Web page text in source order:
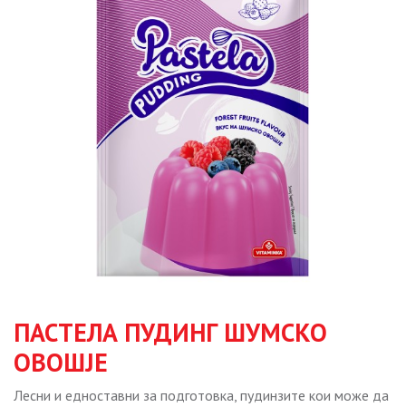
ПАСТЕЛА ПУДИНГ ШУМСКО
ОВОШЈЕ
Лесни и едноставни за подготовка, пудинзите кои може да